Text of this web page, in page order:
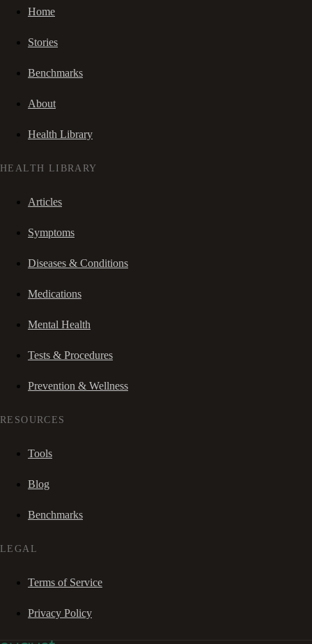
Home
Stories
Benchmarks
About
Health Library
HEALTH LIBRARY
Articles
Symptoms
Diseases & Conditions
Medications
Mental Health
Tests & Procedures
Prevention & Wellness
RESOURCES
Tools
Blog
Benchmarks
LEGAL
Terms of Service
Privacy Policy